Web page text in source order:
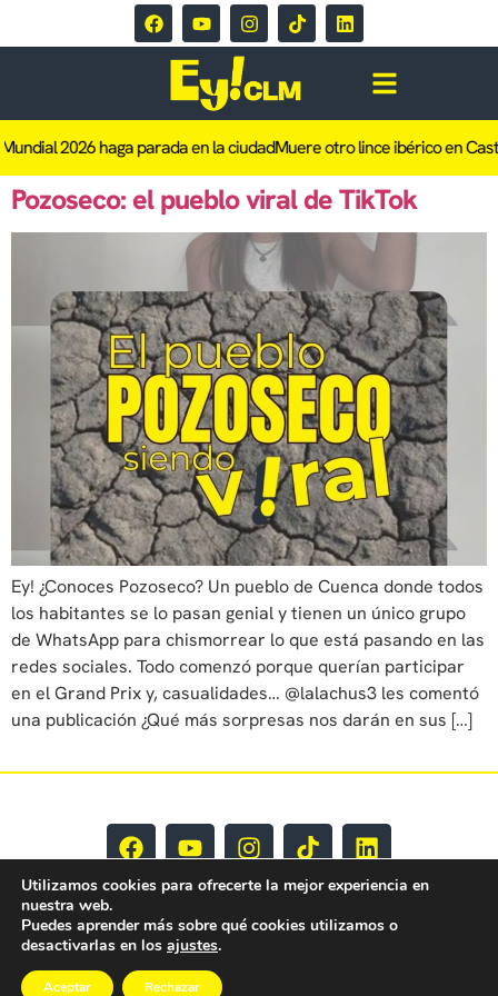
2026 haga parada en la ciudadMuere otro lince ibérico en
Pozoseco: el pueblo viral de TikTok
Ey! ¿Conoces Pozoseco? Un pueblo de Cuenca donde todos
los habitantes se lo pasan genial y tienen un único grupo
de WhatsApp para chismorrear lo que está pasando en las
redes sociales. Todo comenzó porque querían participar
en el Grand Prix y, casualidades… @lalachus3 les comentó
una publicación ¿Qué más sorpresas nos darán en sus […]
Utilizamos cookies para ofrecerte la mejor experiencia en
nuestra web.
Puedes aprender más sobre qué cookies utilizamos o
desactivarlas en los ajustes.
Aceptar Rechazar